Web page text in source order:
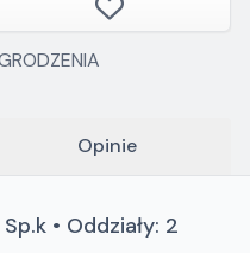
Opinie
• Oddziały: 2